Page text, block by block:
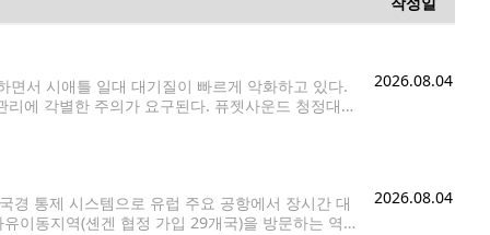
서 시애틀 일대 대기질이 빠르게 악화하고 있다.
에 각별한 주의가 요구된다. 퓨젯사운드 청정대
2026.08.04
통제 시스템으로 유럽 주요 공항에서 장시간 대
이동지역(셴겐 협정 가입 29개국)을 방문하는 역
2026.08.04